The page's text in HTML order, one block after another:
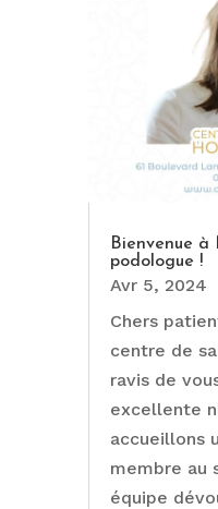
Bienvenue
podologue !
Avr 5, 2024
Chers
centre de
ravis de
excellente
accueillons
membre au
équipe